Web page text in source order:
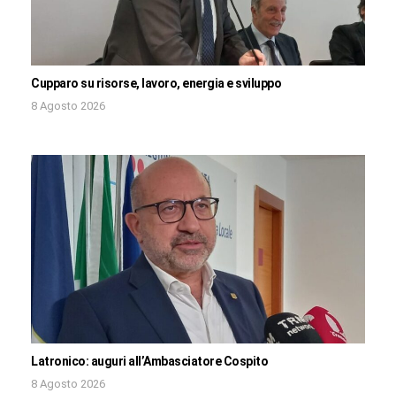
Cupparo su risorse, lavoro, energia e sviluppo
8 Agosto 2026
Latronico: auguri all’Ambasciatore Cospito
8 Agosto 2026